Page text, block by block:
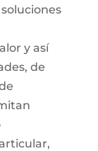
y así
de